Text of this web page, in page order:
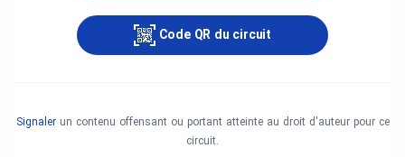
Code QR du circuit
Signalerun contenu offensant ou portant atteinte au droit d'auteur pour ce
circuit.